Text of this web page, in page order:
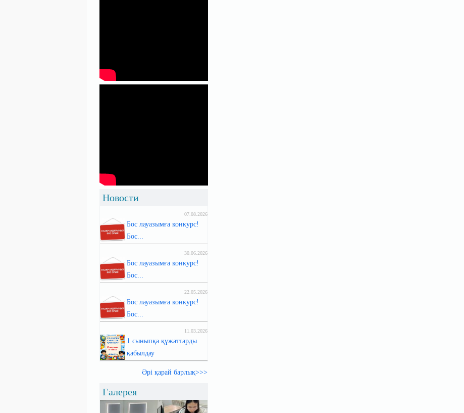
Новости
07.08.2026
Бос лауазымға конкурс!
Бос...
30.06.2026
Бос лауазымға конкурс!
Бос...
22.05.2026
Бос лауазымға конкурс!
Бос...
11.03.2026
1 сыныпқа құжаттарды
қабылдау
Әрі қарай барлық>>>
Галерея